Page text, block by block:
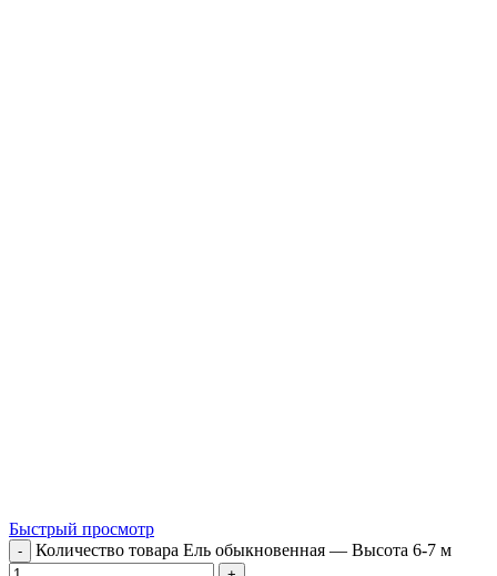
Быстрый просмотр
Количество товара Ель обыкновенная — Высота 6-7 м